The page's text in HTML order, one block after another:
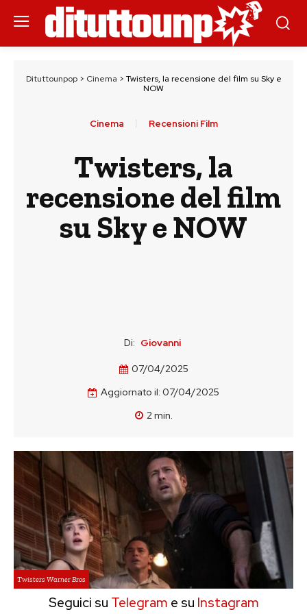
Dituttounpop> Cinema > Twisters, la recensione del film su Sky e
NOW
Cinema Recensioni Film
Twisters, la
recensione del film
su Sky e NOW
Di: Giovanni
07/04/2025
Aggiornato il: 07/04/2025
2min.
Twisters Warner Bros
Seguici su Telegram e su Instagram